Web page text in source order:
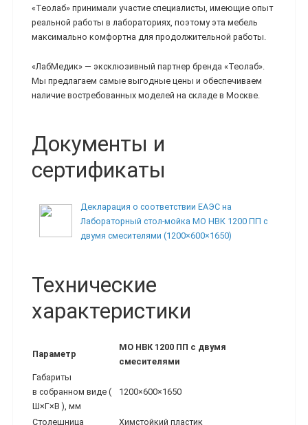
«Теолаб» принимали участие специалисты, имеющие опыт
реальной работы в лабораториях, поэтому эта мебель
максимально комфортна для продолжительной работы.
«ЛабМедик» — эксклюзивный партнер бренда «Теолаб».
Мы предлагаем самые выгодные цены и обеспечиваем
наличие востребованных моделей на складе в Москве.
Документы и
сертификаты
Декларация о соответствии ЕАЭС на
Лабораторный стол-мойка МО НВК 1200 ПП с
двумя смесителями (1200×600×1650)
Технические
характеристики
Параметр
МО НВК 1200 ПП с двумя
смесителями
Габариты
в собранном виде (
Ш×Г×В ), мм
1200×600×1650
Столешница Химстойкий пластик